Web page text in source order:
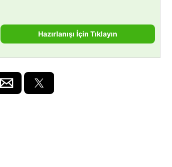
Hazırlanışı İçin Tıklayın